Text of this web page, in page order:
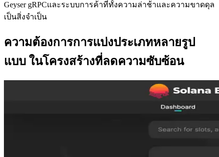
Geyser gRPCและระบบการค้าที่ทั้งความล่าช้าและความขาดดุล
เป็นสิ่งจําเป็น
ความต้องการการแบ่งประเภทหลายรูป
แบบ ในโครงสร้างที่ลดความซับซ้อน